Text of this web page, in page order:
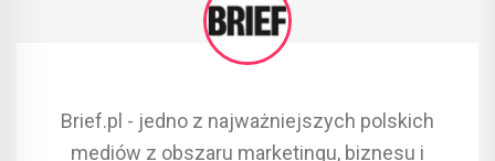
Brief.pl - jedno z najważniejszych polskich
mediów z obszaru marketingu, biznesu i